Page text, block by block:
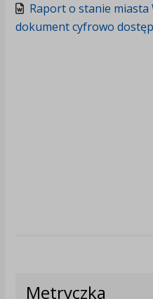
Raport o stanie miasta
dokument cyfrowo
Metryczka